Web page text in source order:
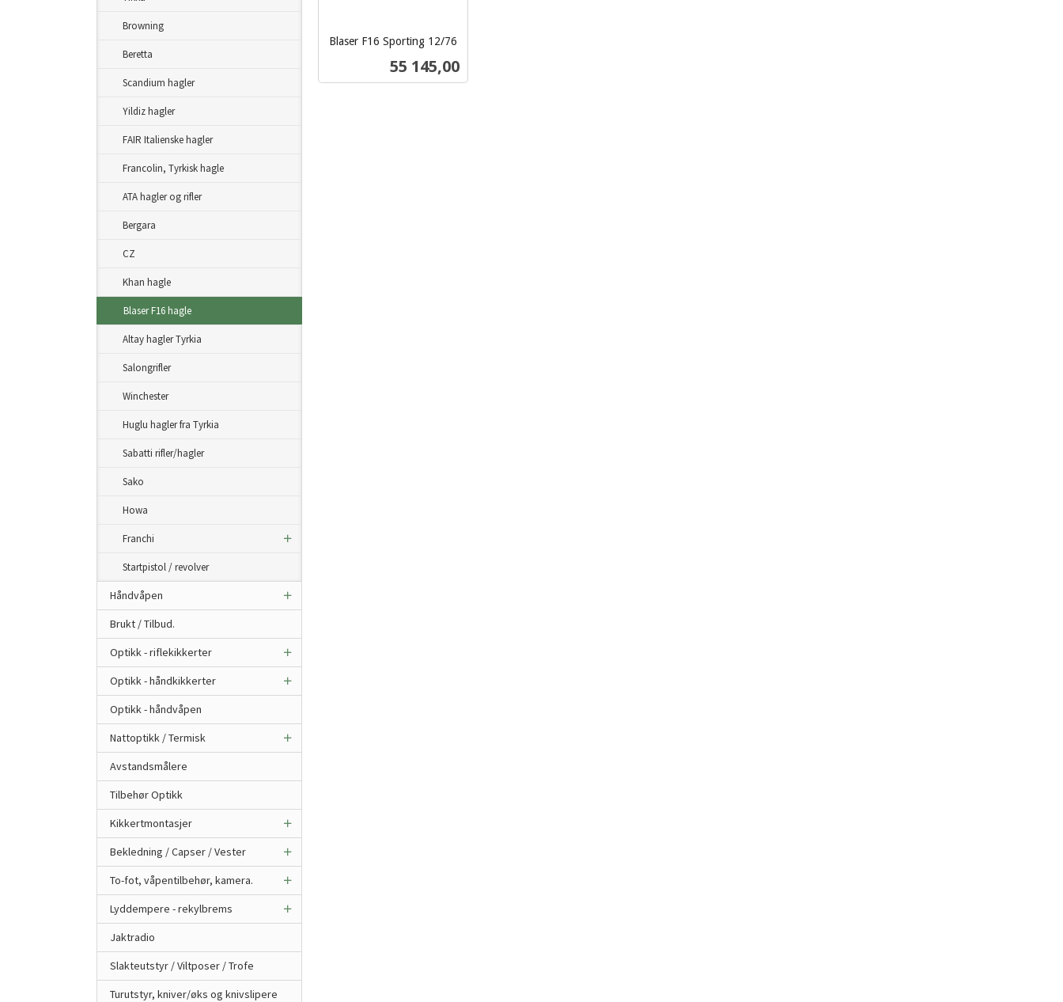
Blaser F16 Sporting 12/76
Pris
55 145,00
Browning
Beretta
Scandium hagler
Yildiz hagler
FAIR Italienske hagler
Francolin, Tyrkisk hagle
ATA hagler og rifler
Bergara
CZ
Khan hagle
Blaser F16 hagle
Altay hagler Tyrkia
Salongrifler
Winchester
Huglu hagler fra Tyrkia
Sabatti rifler/hagler
Sako
Howa
Franchi
Startpistol / revolver
Håndvåpen
Brukt / Tilbud.
Optikk - riflekikkerter
Optikk - håndkikkerter
Optikk - håndvåpen
Nattoptikk / Termisk
Avstandsmålere
Tilbehør Optikk
Kikkertmontasjer
Bekledning / Capser / Vester
To-fot, våpentilbehør, kamera.
Lyddempere - rekylbrems
Jaktradio
Slakteutstyr / Viltposer / Trofe
Turutstyr, kniver/øks og knivslipere